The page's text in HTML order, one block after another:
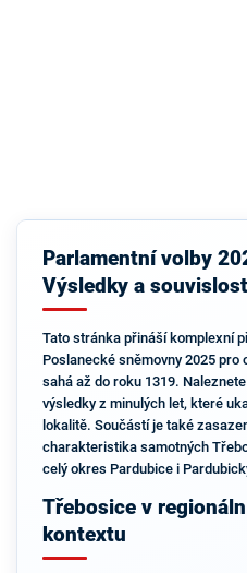
Parlamentní volby
Výsledky a
Tato stránka přináší komplexní
Poslanecké sněmovny 2025
sahá až do roku 1319.
výsledky z minulých let, které
lokalitě. Součástí je také
charakteristika samotných
celý okres Pardubice i
Třebosice v
kontextu